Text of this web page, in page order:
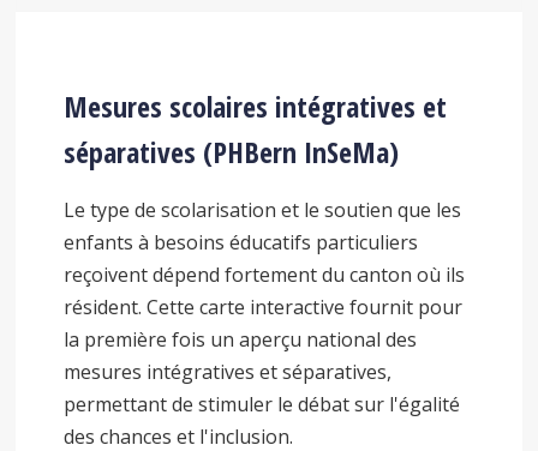
Mesures scolaires intégratives et
séparatives (PHBern InSeMa)
Le type de scolarisation et le soutien que les
enfants à besoins éducatifs particuliers
reçoivent dépend fortement du canton où ils
résident. Cette carte interactive fournit pour
la première fois un aperçu national des
mesures intégratives et séparatives,
permettant de stimuler le débat sur l'égalité
des chances et l'inclusion.